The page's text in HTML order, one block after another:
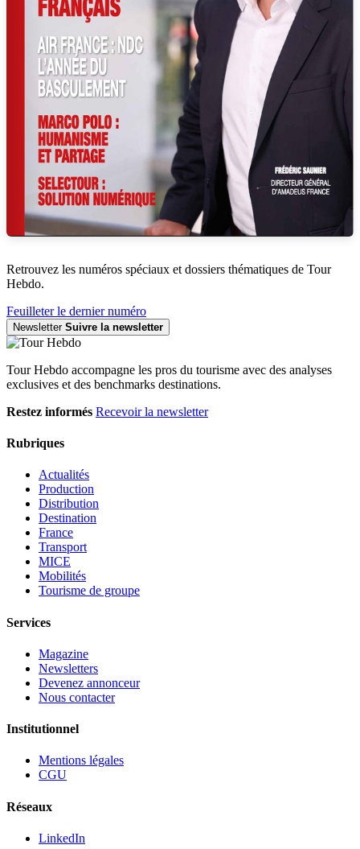
Retrouvez les numéros spéciaux et dossiers thématiques de Tour
Hebdo.
Feuilleter le dernier numéro
Newsletter Suivre la newsletter
Tour Hebdo accompagne les pros du tourisme avec des analyses
exclusives et des benchmarks destinations.
Restez informés Recevoir la newsletter
Rubriques
Actualités
Production
Distribution
Destination
France
Transport
MICE
Mobilités
Tourisme de groupe
Services
Magazine
Newsletters
Devenez annonceur
Nous contacter
Institutionnel
Mentions légales
CGU
Réseaux
LinkedIn